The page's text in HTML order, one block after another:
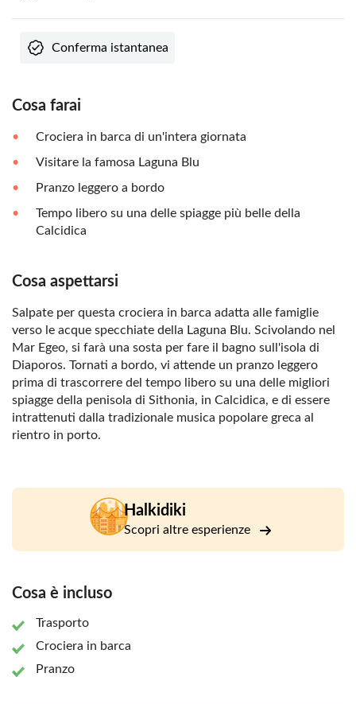
Conferma istantanea
Cosa farai
Crociera in barca di un'intera giornata
Visitare la famosa Laguna Blu
Pranzo leggero a bordo
Tempo libero su una delle spiagge più belle della
Calcidica
Cosa aspettarsi
Salpate per questa crociera in barca adatta alle famiglie
verso le acque specchiate della Laguna Blu. Scivolando nel
Mar Egeo, si farà una sosta per fare il bagno sull'isola di
Diaporos. Tornati a bordo, vi attende un pranzo leggero
prima di trascorrere del tempo libero su una delle migliori
spiagge della penisola di Sithonia, in Calcidica, e di essere
intrattenuti dalla tradizionale musica popolare greca al
rientro in porto.
Halkidiki
Scopri altre esperienze
Cosa è incluso
Trasporto
Crociera in barca
Pranzo